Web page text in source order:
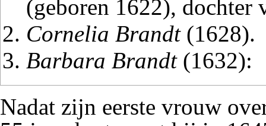
(geboren 1622), dochter
Cornelia Brandt(1628).
Barbara Brandt(1632):
Nadat zijn eerste vrouw